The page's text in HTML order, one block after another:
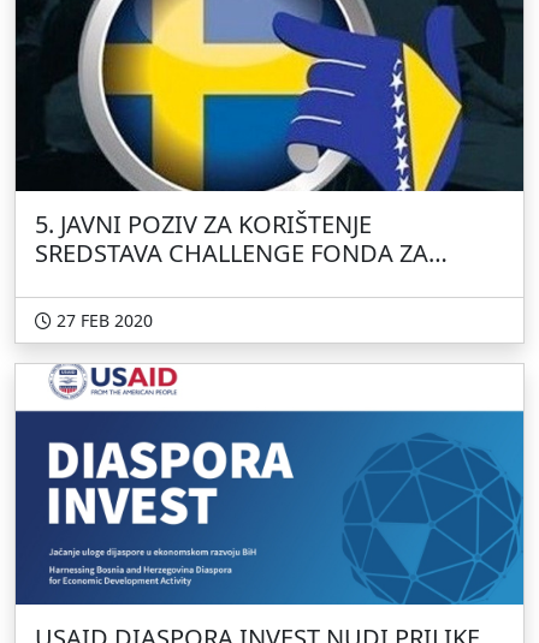
5. JAVNI POZIV ZA KORIŠTENJE
SREDSTAVA CHALLENGE FONDA ZA
27 FEB 2020